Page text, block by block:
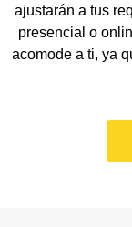
ajustarán a tus
presencial o
acomode a ti, ya